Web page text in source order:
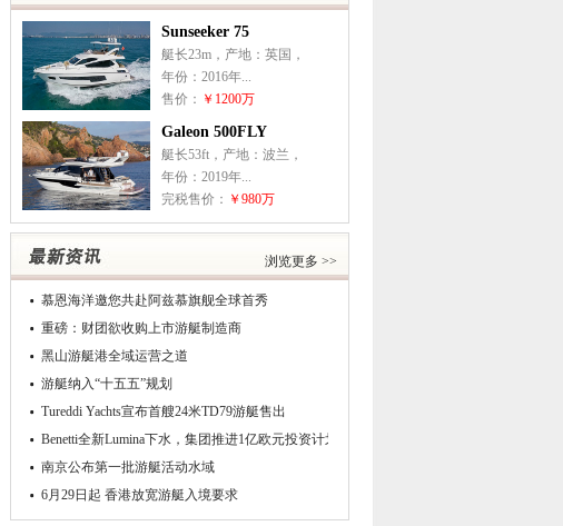
Sunseeker 75
艇长23m，产地：英国，
年份：2016年...
售价： ￥1200万
Galeon 500FLY
艇长53ft，产地：波兰，
年份：2019年...
完税售价： ￥980万
浏览更多 >>
慕恩海洋邀您共赴阿兹慕旗舰全球首秀
重磅：财团欲收购上市游艇制造商
黑山游艇港全域运营之道
游艇纳入“十五五”规划
Tureddi Yachts宣布首艘24米TD79游艇售出
Benetti全新Lumina下水，集团推进1亿欧元投资计划
南京公布第一批游艇活动水域
6月29日起 香港放宽游艇入境要求